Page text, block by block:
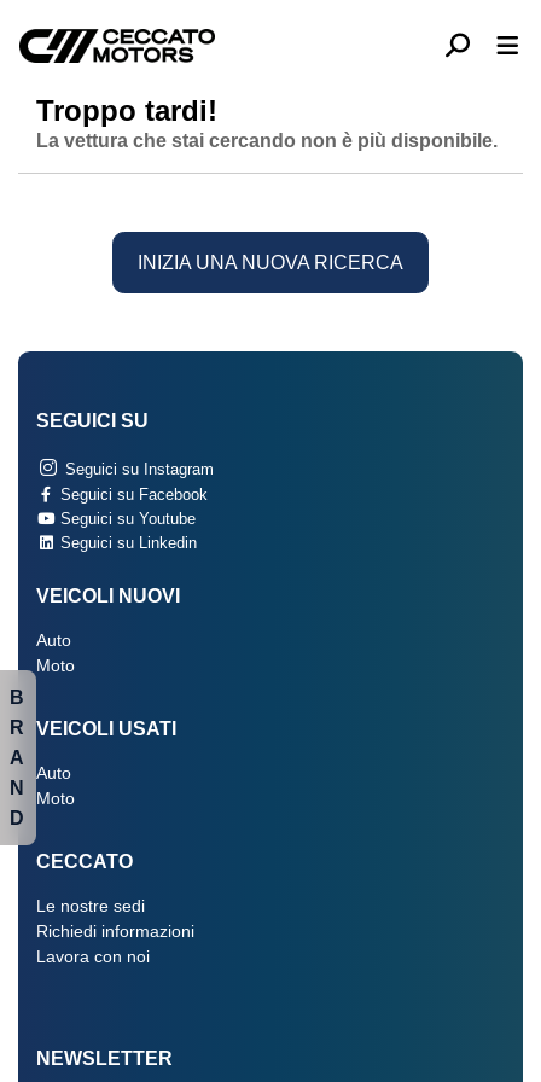
Troppo tardi!
La vettura che stai cercando non è più disponibile.
INIZIA UNA NUOVA RICERCA
SEGUICI SU
Seguici su Instagram
Seguici su Facebook
Seguici su Youtube
Seguici su Linkedin
VEICOLI NUOVI
Auto
Moto
VEICOLI USATI
Auto
Moto
CECCATO
Le nostre sedi
Richiedi informazioni
Lavora con noi
NEWSLETTER
B
R
A
N
D